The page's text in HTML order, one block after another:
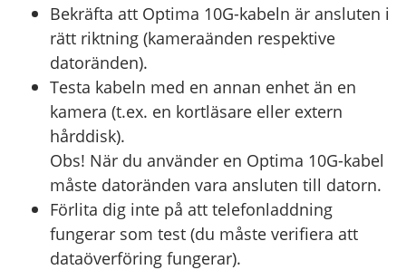
Bekräfta att Optima 10G-kabeln är ansluten i
rätt riktning (kameraänden respektive
datoränden).
Testa kabeln med en annan enhet än en
kamera (t.ex. en kortläsare eller extern
hårddisk).
Obs! När du använder en Optima 10G-kabel
måste datoränden vara ansluten till datorn.
Förlita dig inte på att telefonladdning
fungerar som test (du måste verifiera att
dataöverföring fungerar).